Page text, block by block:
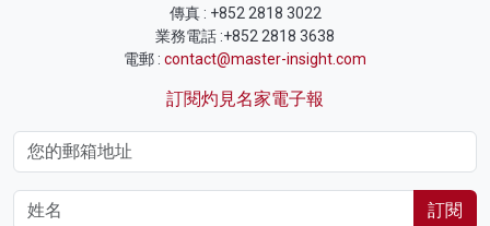
傳真 : +852 2818 3022
業務電話 :+852 2818 3638
電郵 : contact@master-insight.com
訂閱灼見名家電子報
訂閱